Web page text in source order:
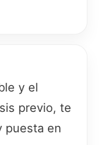
y el
previo, te
puesta en